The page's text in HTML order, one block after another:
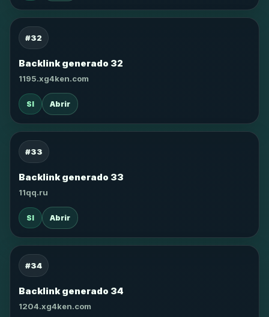
#32
Backlink generado 32
1195.xg4ken.com
SI Abrir
#33
Backlink generado 33
11qq.ru
SI Abrir
#34
Backlink generado 34
1204.xg4ken.com